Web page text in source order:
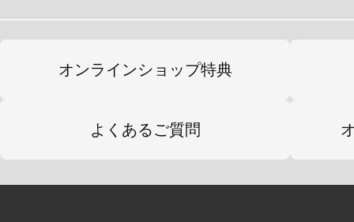
オンラインショップ特典
よくあるご質問